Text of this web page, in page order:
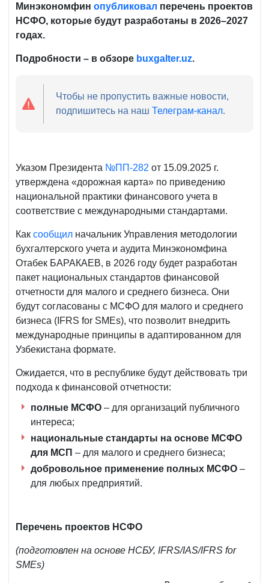
Минэкономфин опубликовал перечень проектов
НСФО, которые будут разработаны в 2026–2027
годах.
Подробности – в обзоре buxgalter.uz.
Чтобы не пропустить важные новости,
подпишитесь на нашТелеграм-канал.
Указом Президента №ПП-282 от 15.09.2025 г.
утверждена «дорожная карта» по приведению
национальной практики финансового учета в
соответствие с международными стандартами.
Как сообщил начальник Управления методологии
бухгалтерского учета и аудита Минэкономфина
Отабек БАРАКАЕВ, в 2026 году будет разработан
пакет национальных стандартов финансовой
отчетности для малого и среднего бизнеса. Они
будут согласованы с МСФО для малого и среднего
бизнеса (IFRS for SMEs), что позволит внедрить
международные принципы в адаптированном для
Узбекистана формате.
Ожидается, что в республике будут действовать три
подхода к финансовой отчетности:
полные МСФО – для организаций публичного
интереса;
национальные стандарты на основе МСФО
для МСП – для малого и среднего бизнеса;
добровольное применение полных МСФО –
для любых предприятий.
Перечень проектов НСФО
(подготовлен на основе НСБУ, IFRS/IAS/IFRS for
SMEs)